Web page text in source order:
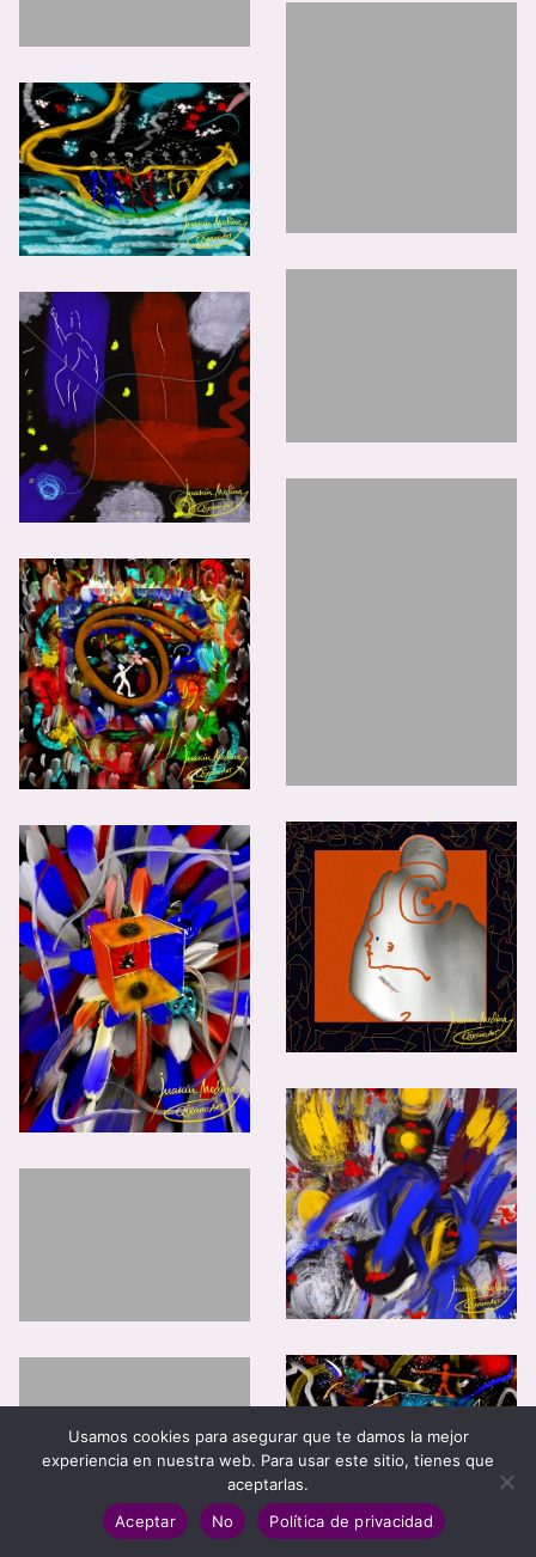
Usamos cookies para asegurar que te damos la mejor
experiencia en nuestra web. Para usar este sitio, tienes que
aceptarlas.
Aceptar
No Política de privacidad